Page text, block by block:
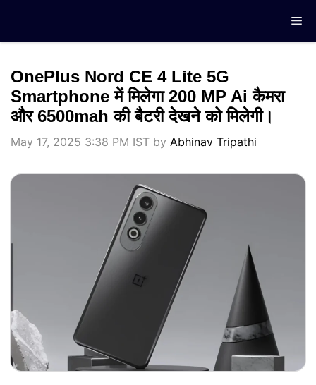
content
OnePlus Nord CE 4 Lite 5G
Smartphone में मिलेगा 200 MP Ai कैमरा
और 6500mah की बैटरी देखने को मिलेगी।
May 17, 2025 3:38 PM IST by Abhinav Tripathi